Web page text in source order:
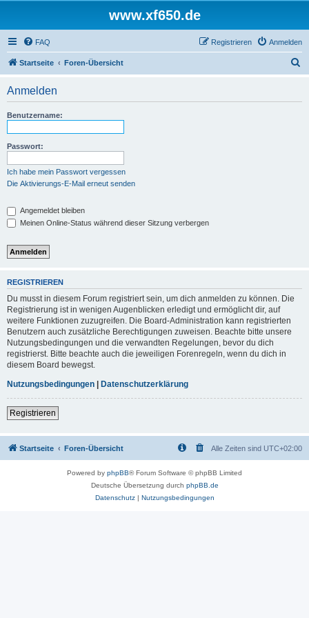
www.xf650.de
FAQ Anmelden
Registrieren
Startseite Foren-Übersicht
Anmelden
Benutzername:
Passwort:
Ich habe mein Passwort vergessen
Die Aktivierungs-E-Mail erneut senden
Angemeldet bleiben
Meinen Online-Status während dieser Sitzung verbergen
REGISTRIEREN
Du musst in diesem Forum registriert sein, um dich anmelden zu können. Die
Registrierung ist in wenigen Augenblicken erledigt und ermöglicht dir, auf
weitere Funktionen zuzugreifen. Die Board-Administration kann registrierten
Benutzern auch zusätzliche Berechtigungen zuweisen. Beachte bitte unsere
Nutzungsbedingungen und die verwandten Regelungen, bevor du dich
registrierst. Bitte beachte auch die jeweiligen Forenregeln, wenn du dich in
diesem Board bewegst.
Nutzungsbedingungen | Datenschutzerklärung
Registrieren
Startseite Foren-Übersicht Alle Zeiten sind UTC+02:00
Powered by phpBB® Forum Software © phpBB Limited
Deutsche Übersetzung durch phpBB.de
Datenschutz| Nutzungsbedingungen